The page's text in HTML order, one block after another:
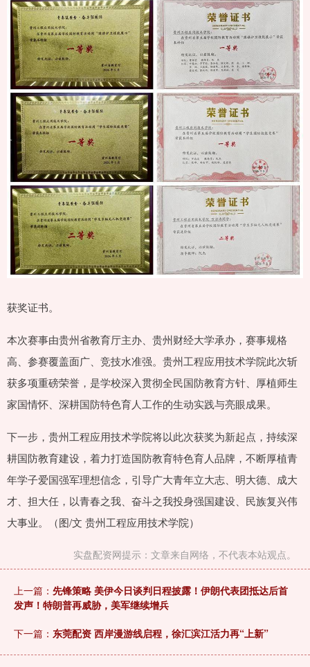
获奖证书。
本次赛事由贵州省教育厅主办、贵州财经大学承办，赛事规格
高、参赛覆盖面广、竞技水准强。贵州工程应用技术学院此次斩
获多项重磅荣誉，是学校深入贯彻全民国防教育方针、厚植师生
家国情怀、深耕国防特色育人工作的生动实践与亮眼成果。
下一步，贵州工程应用技术学院将以此次获奖为新起点，持续深
耕国防教育建设，着力打造国防教育特色育人品牌，不断厚植青
年学子爱国强军理想信念，引导广大青年立大志、明大德、成大
才、担大任，以青春之我、奋斗之我投身强国建设、民族复兴伟
大事业。（图/文 贵州工程应用技术学院）
实盘配资网提示：文章来自网络，不代表本站观点。
上一篇： 先锋策略 美伊今日谈判日程披露！伊朗代表团抵达后首
发声！特朗普再威胁，美军继续增兵
下一篇： 东莞配资 西岸漫游线启程，徐汇滨江活力再“上新”